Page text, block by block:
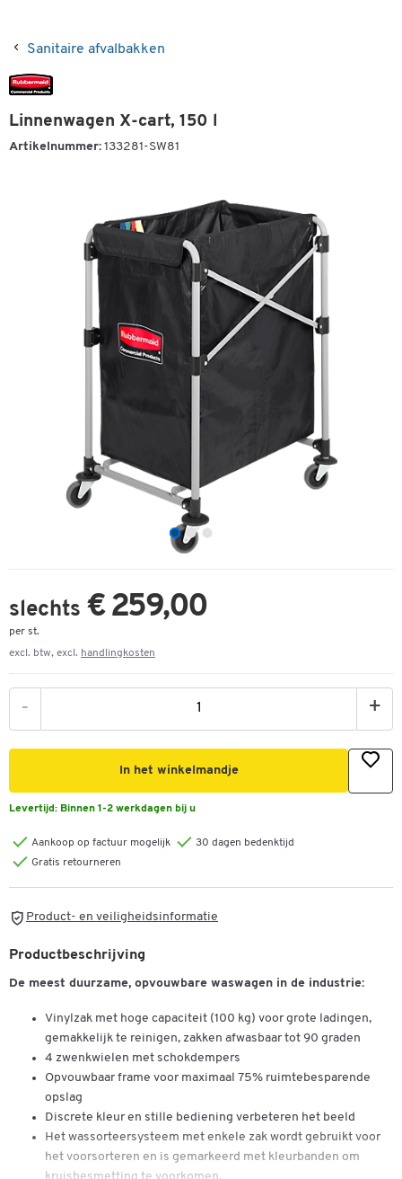
Sanitaire afvalbakken
Linnenwagen X-cart, 150 l
Artikelnummer: 133281-SW81
slechts € 259,00
per st.
excl. btw, excl. handlingkosten
- +
In het winkelmandje
Levertijd: Binnen 1-2 werkdagen bij u
Aankoop op factuur mogelijk
30 dagen bedenktijd
Gratis retourneren
Product- en veiligheidsinformatie
Productbeschrijving
De meest duurzame, opvouwbare waswagen in de industrie:
Vinylzak met hoge capaciteit (100 kg) voor grote ladingen,
gemakkelijk te reinigen, zakken afwasbaar tot 90 graden
4 zwenkwielen met schokdempers
Opvouwbaar frame voor maximaal 75% ruimtebesparende
opslag
Discrete kleur en stille bediening verbeteren het beeld
Het wassorteersysteem met enkele zak wordt gebruikt voor
het voorsorteren en is gemarkeerd met kleurbanden om